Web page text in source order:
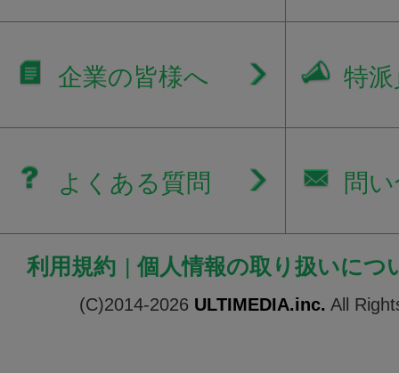
企業の皆様へ 特
よくある質問 問
利用規約 | 個人情報の取り扱いにつ
(C)2014-2026 ULTIMEDIA.inc. All